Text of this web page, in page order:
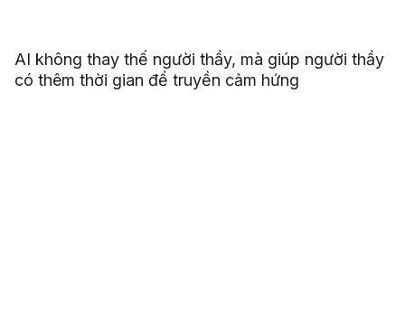
AI không thay thế người thầy, mà giúp người thầy
có thêm thời gian để truyền cảm hứng